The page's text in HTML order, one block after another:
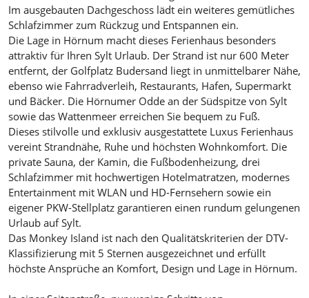
Im ausgebauten Dachgeschoss lädt ein weiteres gemütliches
Schlafzimmer zum Rückzug und Entspannen ein.
Die Lage in Hörnum macht dieses Ferienhaus besonders
attraktiv für Ihren Sylt Urlaub. Der Strand ist nur 600 Meter
entfernt, der Golfplatz Budersand liegt in unmittelbarer Nähe,
ebenso wie Fahrradverleih, Restaurants, Hafen, Supermarkt
und Bäcker. Die Hörnumer Odde an der Südspitze von Sylt
sowie das Wattenmeer erreichen Sie bequem zu Fuß.
Dieses stilvolle und exklusiv ausgestattete Luxus Ferienhaus
vereint Strandnähe, Ruhe und höchsten Wohnkomfort. Die
private Sauna, der Kamin, die Fußbodenheizung, drei
Schlafzimmer mit hochwertigen Hotelmatratzen, modernes
Entertainment mit WLAN und HD-Fernsehern sowie ein
eigener PKW-Stellplatz garantieren einen rundum gelungenen
Urlaub auf Sylt.
Das Monkey Island ist nach den Qualitätskriterien der DTV-
Klassifizierung mit 5 Sternen ausgezeichnet und erfüllt
höchste Ansprüche an Komfort, Design und Lage in Hörnum.